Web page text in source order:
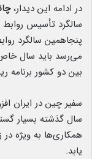
در ادامه این دیدار،
سالگرد تأسیس
پنجاهمین سالگرد
می‌رسد باید سال
بین دو کشور برنامه
سال گذشته بسیار
همکاری‌ها به ویژه
یابد.